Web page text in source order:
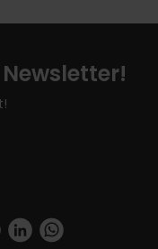
visit_valencia/
user/
vimeo.com/
https://www.linkedin.com/company/turismo-valencia/https://api.whatsapp.com/send/